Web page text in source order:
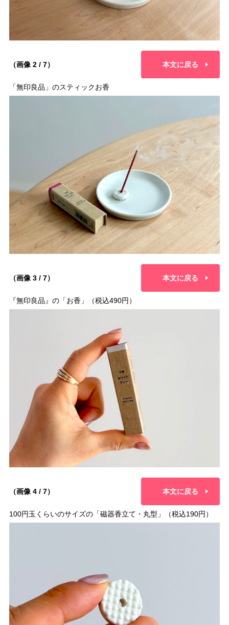
（画像 2 / 7） 本文に戻る
「無印良品」のスティックお香
（画像 3 / 7） 本文に戻る
『無印良品』の「お香」（税込490円）
（画像 4 / 7） 本文に戻る
100円玉くらいのサイズの「磁器香立て・丸型」（税込190円）